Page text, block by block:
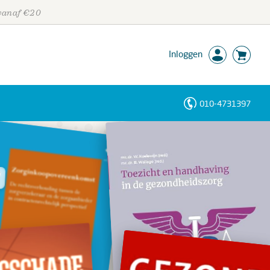
€20
Inloggen
010-4731397
Personen
Trefwoorden